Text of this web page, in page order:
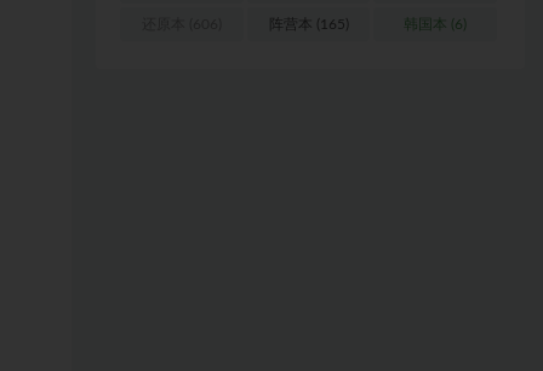
阵营本 (165) 韩国本 (6)